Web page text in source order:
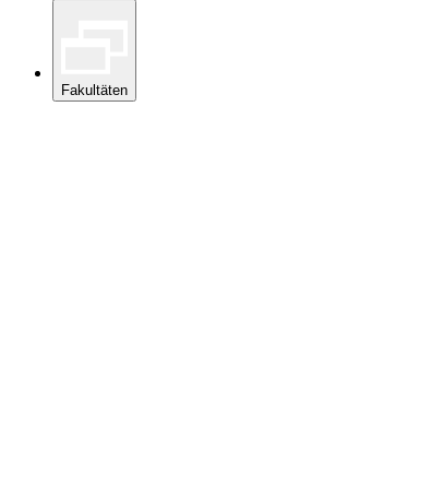
Fakultäten